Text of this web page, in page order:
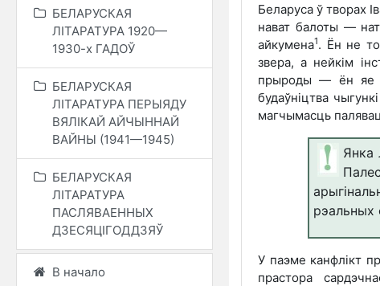
БЕЛАРУСКАЯ
ЛІТАРАТУРА 1920—
1930-х ГАДОЎ
БЕЛАРУСКАЯ
ЛІТАРАТУРА ПЕРЫЯДУ
ВЯЛІКАЙ АЙЧЫННАЙ
ВАЙНЫ (1941—1945)
БЕЛАРУСКАЯ
ЛІТАРАТУРА
ПАСЛЯВАЕННЫХ
ДЗЕСЯЦІГОДДЗЯЎ
В начало
Беларуса ў творах
нават балоты —
айкумена1. Ён не
звера, а нейкім
прыроды — ён яе
будаўніцтва
магчымасць
Янка
рэальных
У паэме канфлікт
прастора